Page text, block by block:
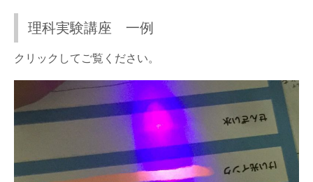
理科実験講座 一例
クリックしてご覧ください。